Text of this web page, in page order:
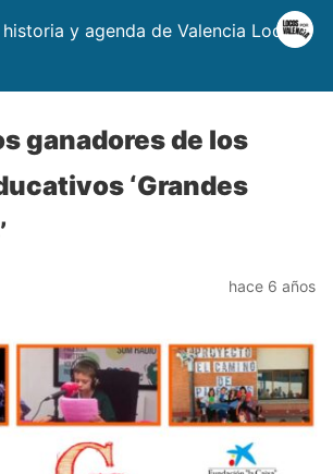
y agenda de Valencia Locos
ganadores de los
‘Grandes
hace 6 años